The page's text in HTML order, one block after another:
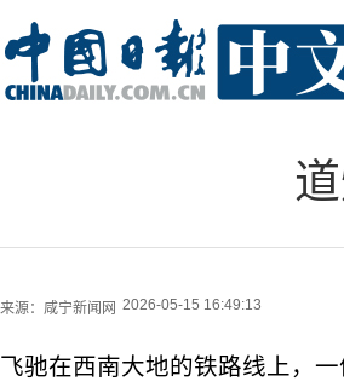
来源： 咸宁新闻网 2026-05-15 16:49:13
飞驰在西南大地的铁路线上，